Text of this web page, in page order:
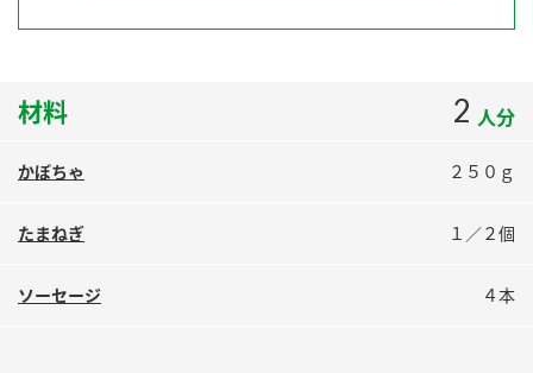
すしラボ
納豆の豆知識
ロングセラー商品 ＋ おすすめレシピ
ミツカン公式通販
材料 2 人分
かぼちゃ ２５０ｇ
たまねぎ １／２個
ソーセージ ４本